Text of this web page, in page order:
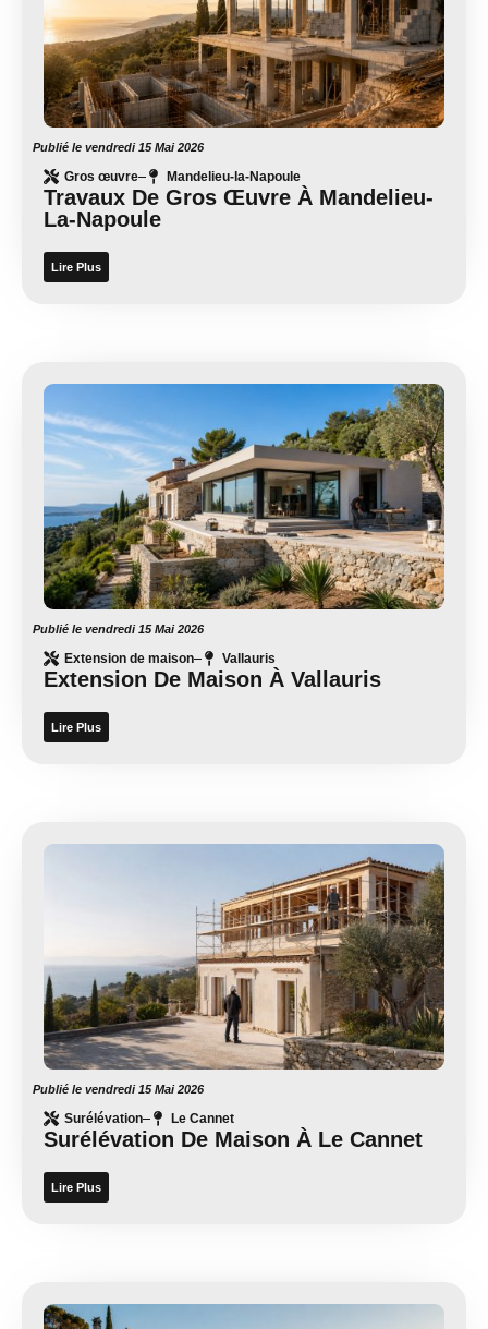
Publié le vendredi 15 Mai 2026
Gros œuvre Mandelieu-la-Napoule
Travaux De Gros Œuvre À Mandelieu-
La-Napoule
Lire Plus
Publié le vendredi 15 Mai 2026
Extension de maison Vallauris
Extension De Maison À Vallauris
Lire Plus
Publié le vendredi 15 Mai 2026
Surélévation Le Cannet
Surélévation De Maison À Le Cannet
Lire Plus